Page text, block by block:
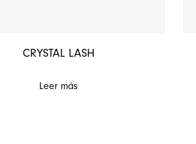
CRYSTAL LASH
Leer más